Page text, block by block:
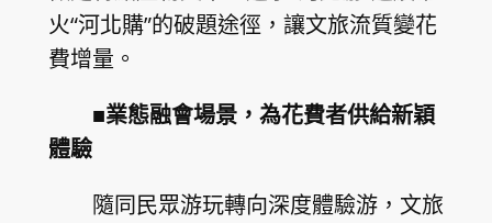
火“河北購”的破題途徑，讓文旅流質變花
費增量。
■業態融會場景，為花費者供給新穎
體驗
隨同民眾游玩轉向深度體驗游，文旅